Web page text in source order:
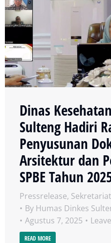
Dinas
Sulteng Hadiri
Penyusunan
Arsitektur dan
SPBE Tahun
Pressrelease, Sekretariat
By Humas Dinkes
Agustus 7, 2025
READ MORE